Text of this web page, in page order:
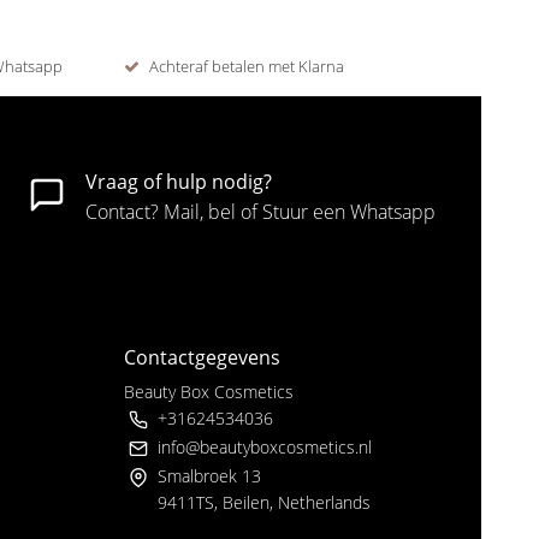
Achteraf betalen met Klarna
Vraag of hulp nodig?
Contact? Mail, bel of Stuur een Whatsapp
Contactgegevens
Beauty Box Cosmetics
+31624534036
info@beautyboxcosmetics.nl
Smalbroek 13
9411TS, Beilen, Netherlands